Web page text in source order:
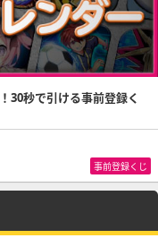
30秒で引ける事前登録く
事前登録くじ